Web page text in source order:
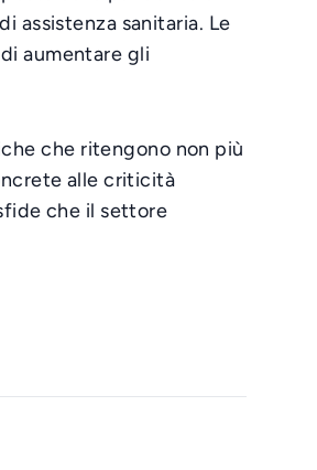
assistenza sanitaria. Le
aumentare gli
che ritengono non più
alle criticità
che il settore